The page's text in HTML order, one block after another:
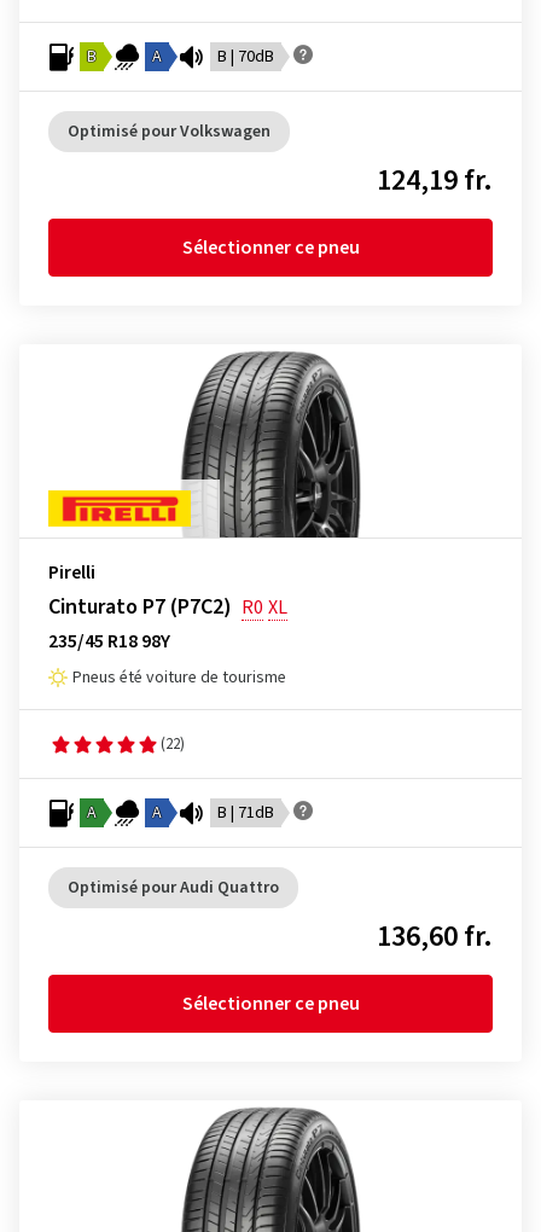
B A B | 70dB
Optimisé pour Volkswagen
124,19 fr.
Sélectionner ce pneu
Pirelli
Cinturato P7 (P7C2) R0 XL
235/45 R18 98Y
Pneus été voiture de tourisme
(22)
A A B | 71dB
Optimisé pour Audi Quattro
136,60 fr.
Sélectionner ce pneu